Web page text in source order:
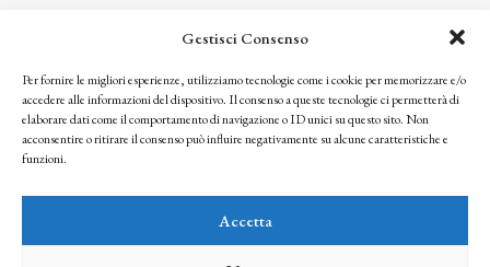
Gestisci Consenso
Per fornire le migliori esperienze, utilizziamo tecnologie come i cookie per memorizzare e/o
accedere alle informazioni del dispositivo. Il consenso a queste tecnologie ci permetterà di
elaborare dati come il comportamento di navigazione o ID unici su questo sito. Non
acconsentire o ritirare il consenso può influire negativamente su alcune caratteristiche e
funzioni.
Accetta
ISCRIVITI
Facendo clic per iscriverti, riconosci che le tue informazioni saranno trattate
seguendo la nostra Privacy Policy
© 2025 Istituto Matteucci. All right reserved
l’autorizzazione scritta dei proprietari dei diritti e dell’Istituto Matteucci